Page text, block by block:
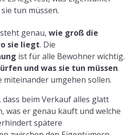
tun müssen.
steht genau, wie groß die
sie liegt. Die
ist für alle Bewohner wichtig.
und was sie tun müssen.
miteinander umgehen sollen.
dass beim Verkauf alles glatt
was er genau kauft und welche
spätere